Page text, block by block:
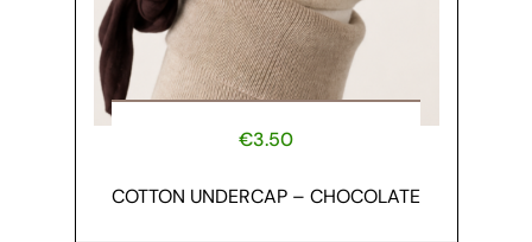
COTTON UNDERCAP – CHOCOLATE
€3.50